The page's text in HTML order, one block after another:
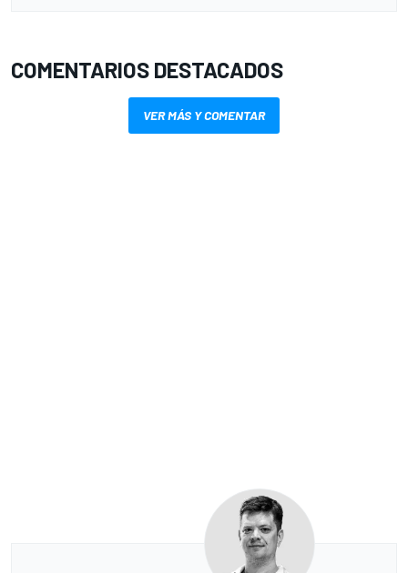
COMENTARIOS DESTACADOS
VER MÁS Y COMENTAR